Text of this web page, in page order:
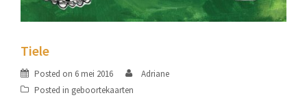
Tiele
Posted on 6 mei 2016
Adriane
Posted in geboortekaarten